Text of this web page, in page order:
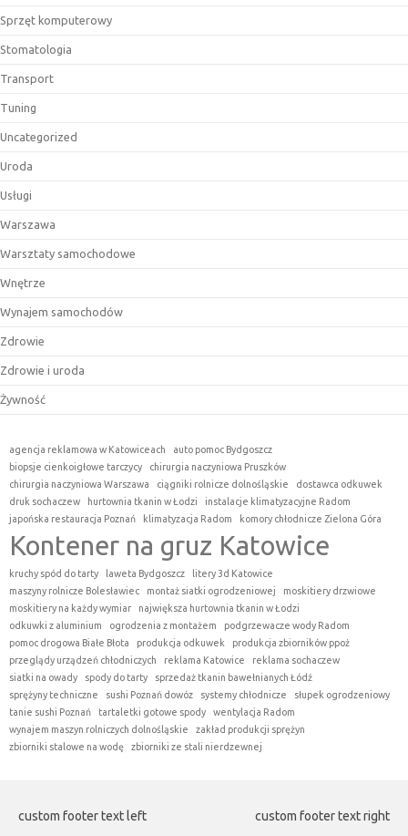
Sprzęt komputerowy
Stomatologia
Transport
Tuning
Uncategorized
Uroda
Usługi
Warszawa
Warsztaty samochodowe
Wnętrze
Wynajem samochodów
Zdrowie
Zdrowie i uroda
Żywność
agencja reklamowa w Katowiceach
auto pomoc Bydgoszcz
biopsje cienkoigłowe tarczycy
chirurgia naczyniowa Pruszków
chirurgia naczyniowa Warszawa
ciągniki rolnicze dolnośląskie
dostawca odkuwek
druk sochaczew
hurtownia tkanin w Łodzi
instalacje klimatyzacyjne Radom
japońska restauracja Poznań
klimatyzacja Radom komory chłodnicze Zielona Góra
Kontener na gruz Katowice
kruchy spód do tarty laweta Bydgoszcz
litery 3d Katowice
maszyny rolnicze Bolesławiec
montaż siatki ogrodzeniowej
moskitiery drzwiowe
moskitiery na każdy wymiar
największa hurtownia tkanin w Łodzi
odkuwki z aluminium
ogrodzenia z montażem
podgrzewacze wody Radom
pomoc drogowa Białe Błota
produkcja odkuwek
produkcja zbiorników ppoż
przeglądy urządzeń chłodniczych
reklama Katowice
reklama sochaczew
siatki na owady
spody do tarty
sprzedaż tkanin bawełnianych Łódź
sprężyny techniczne
sushi Poznań dowóz systemy chłodnicze
słupek ogrodzeniowy
tanie sushi Poznań
tartaletki gotowe spody
wentylacja Radom
wynajem maszyn rolniczych dolnośląskie
zakład produkcji sprężyn
zbiorniki stalowe na wodę
zbiorniki ze stali nierdzewnej
custom footer text left custom footer text right